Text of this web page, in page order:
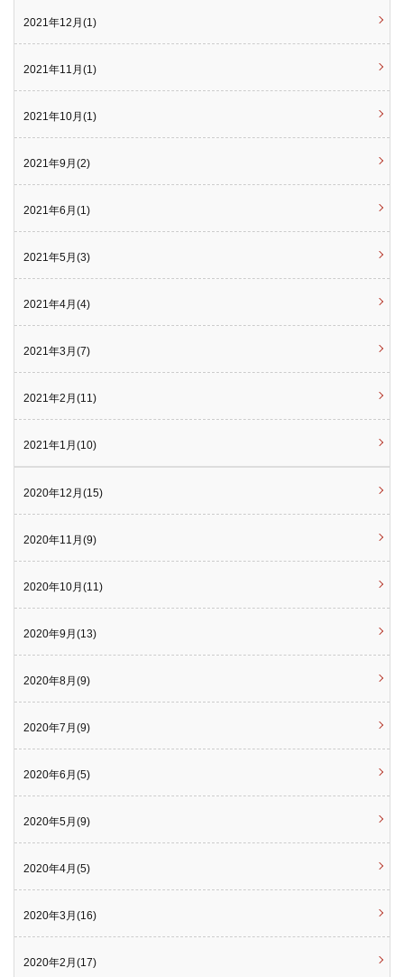
2021年12月(1)
2021年11月(1)
2021年10月(1)
2021年9月(2)
2021年6月(1)
2021年5月(3)
2021年4月(4)
2021年3月(7)
2021年2月(11)
2021年1月(10)
2020年12月(15)
2020年11月(9)
2020年10月(11)
2020年9月(13)
2020年8月(9)
2020年7月(9)
2020年6月(5)
2020年5月(9)
2020年4月(5)
2020年3月(16)
2020年2月(17)